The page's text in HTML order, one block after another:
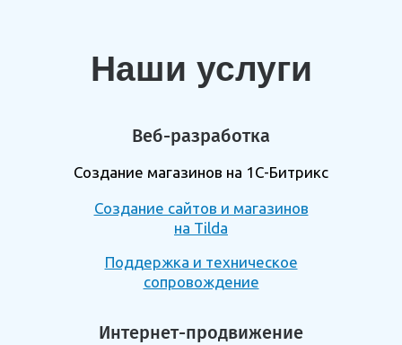
Наши услуги
Интернет-продвижение
Создание магазинов на 1С-Битрикс
Веб-разработка
Создание сайтов и магазинов
на Tilda
Поддержка и техническое
сопровождение